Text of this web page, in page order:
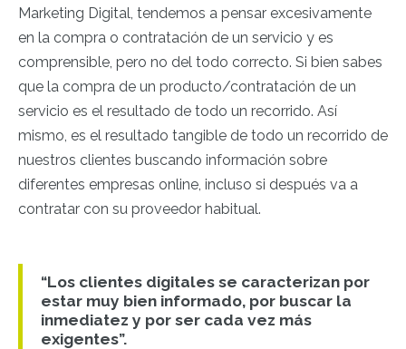
Marketing Digital, tendemos a pensar excesivamente
en la compra o contratación de un servicio y es
comprensible, pero no del todo correcto. Si bien sabes
que la compra de un producto/contratación de un
servicio es el resultado de todo un recorrido. Así
mismo, es el resultado tangible de todo un recorrido de
nuestros clientes buscando información sobre
diferentes empresas online, incluso si después va a
contratar con su proveedor habitual.
“Los clientes digitales se caracterizan por
estar muy bien informado, por buscar la
inmediatez y por ser cada vez más
exigentes”.